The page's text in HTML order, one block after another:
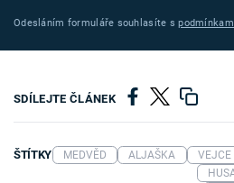
Odesláním formuláře souhlasíte s
SDÍLEJTE ČLÁNEK
ŠTÍTKY MEDVĚD ALJAŠKA VEJCE